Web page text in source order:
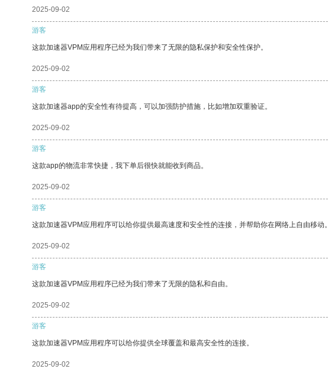
2025-09-02
游客
这款加速器VPM应用程序已经为我们带来了无限的隐私保护和安全性保护。
2025-09-02
游客
这款加速器app的安全性有待提高，可以加强防护措施，比如增加双重验证。
2025-09-02
游客
这款app的物流非常快捷，我下单后很快就能收到商品。
2025-09-02
游客
这款加速器VPM应用程序可以给你提供最高速度和安全性的连接，并帮助你在网络上自由移动。
2025-09-02
游客
这款加速器VPM应用程序已经为我们带来了无限的隐私和自由。
2025-09-02
游客
这款加速器VPM应用程序可以给你提供全球覆盖和最高安全性的连接。
2025-09-02